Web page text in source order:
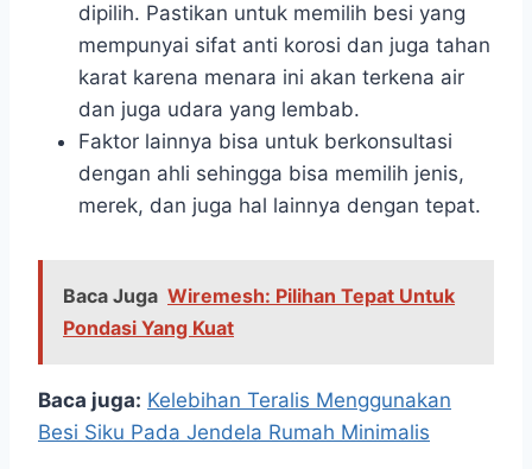
dipilih. Pastikan untuk memilih besi yang
mempunyai sifat anti korosi dan juga tahan
karat karena menara ini akan terkena air
dan juga udara yang lembab.
Faktor lainnya bisa untuk berkonsultasi
dengan ahli sehingga bisa memilih jenis,
merek, dan juga hal lainnya dengan tepat.
Baca Juga Wiremesh: Pilihan Tepat Untuk
Pondasi Yang Kuat
Baca juga: Kelebihan Teralis Menggunakan
Besi Siku Pada Jendela Rumah Minimalis